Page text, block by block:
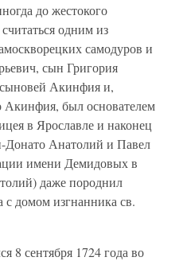
до жестокого
одним из
самодуров и
сын Григория
Акинфия и,
Акинфия, был основателем
в Ярославле и наконец
Донато Анатолий и Павел
имени Демидовых в
даже породнил
с домом изгнанника св.
8 сентября 1724 года во